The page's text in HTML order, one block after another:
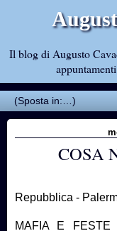
Il blog di Augusto
COSA
Repubblica -
MAFIA E FESTE